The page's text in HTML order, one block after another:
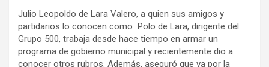
Julio Leopoldo de Lara Valero, a quien sus amigos y
partidarios lo conocen como Polo de Lara, dirigente del
Grupo 500, trabaja desde hace tiempo en armar un
programa de gobierno municipal y recientemente dio a
conocer otros rubros. Además, aseguró que va por la